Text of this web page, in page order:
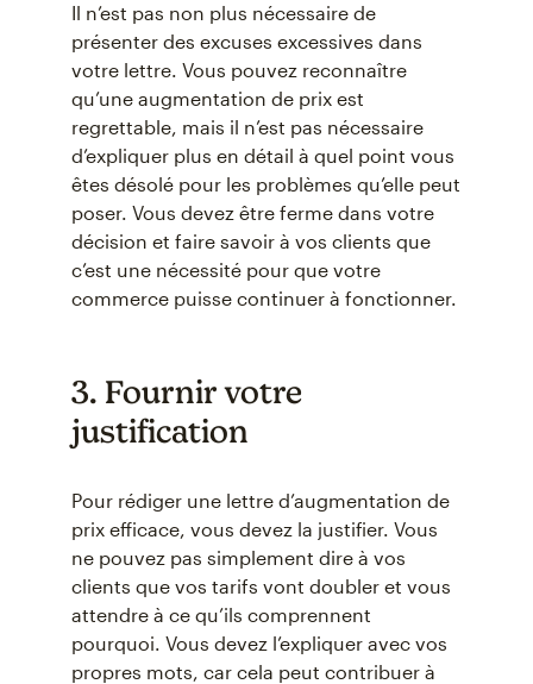
Il n’est pas non plus nécessaire de
présenter des excuses excessives dans
votre lettre. Vous pouvez reconnaître
qu’une augmentation de prix est
regrettable, mais il n’est pas nécessaire
d’expliquer plus en détail à quel point vous
êtes désolé pour les problèmes qu’elle peut
poser. Vous devez être ferme dans votre
décision et faire savoir à vos clients que
c’est une nécessité pour que votre
commerce puisse continuer à fonctionner.
3. Fournir votre
justification
Pour rédiger une lettre d’augmentation de
prix efficace, vous devez la justifier. Vous
ne pouvez pas simplement dire à vos
clients que vos tarifs vont doubler et vous
attendre à ce qu’ils comprennent
pourquoi. Vous devez l’expliquer avec vos
propres mots, car cela peut contribuer à